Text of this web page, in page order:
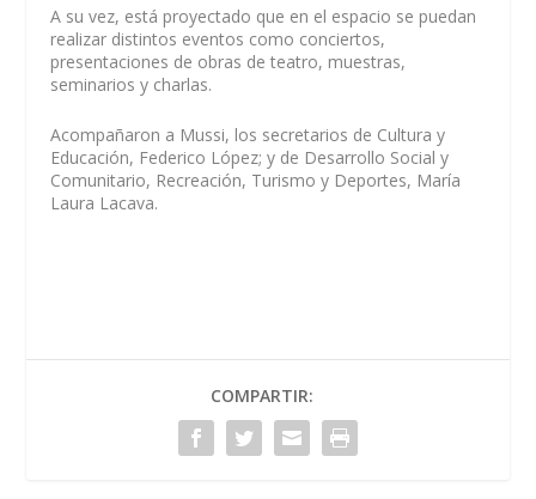
A su vez, está proyectado que en el espacio se puedan
realizar distintos eventos como conciertos,
presentaciones de obras de teatro, muestras,
seminarios y charlas.
Acompañaron a Mussi, los secretarios de Cultura y
Educación, Federico López; y de Desarrollo Social y
Comunitario, Recreación, Turismo y Deportes, María
Laura Lacava.
COMPARTIR: